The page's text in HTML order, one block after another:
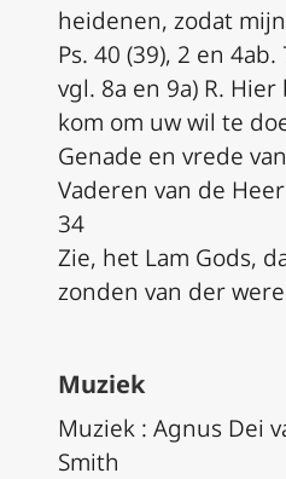
heidenen, zodat
Ps. 40 (39), 2 en 4ab.
vgl. 8a en 9a) R.
kom om uw wil te
Genade en vrede
Vaderen van de
34
Zie, het Lam Gods,
zonden van der
Muziek
Muziek : Agnus Dei
Smith